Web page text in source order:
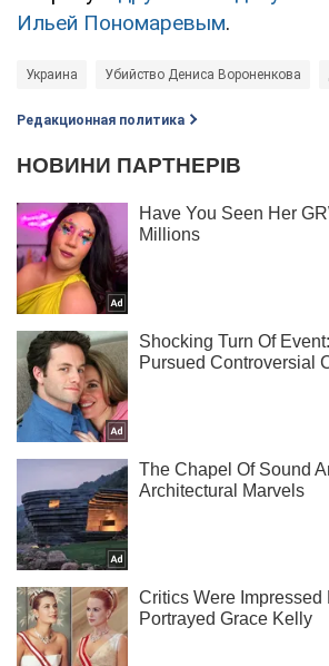
Ильей Пономаревым.
Украина Убийство Дениса Вороненкова
Редакционная политика